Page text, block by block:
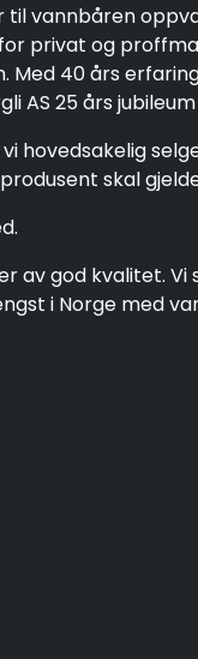
til vannbåren
privat og
40 års
AS 25 års
hovedsakelig
skal
av god kvalitet.
i Norge med